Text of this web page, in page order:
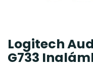
Logitech
G733